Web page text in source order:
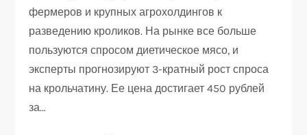
фермеров и крупных агрохолдингов к
разведению кроликов. На рынке все больше
пользуются спросом диетическое мясо, и
эксперты прогнозируют 3-кратный рост спроса
на крольчатину. Ее цена достигает 450 рублей
за…